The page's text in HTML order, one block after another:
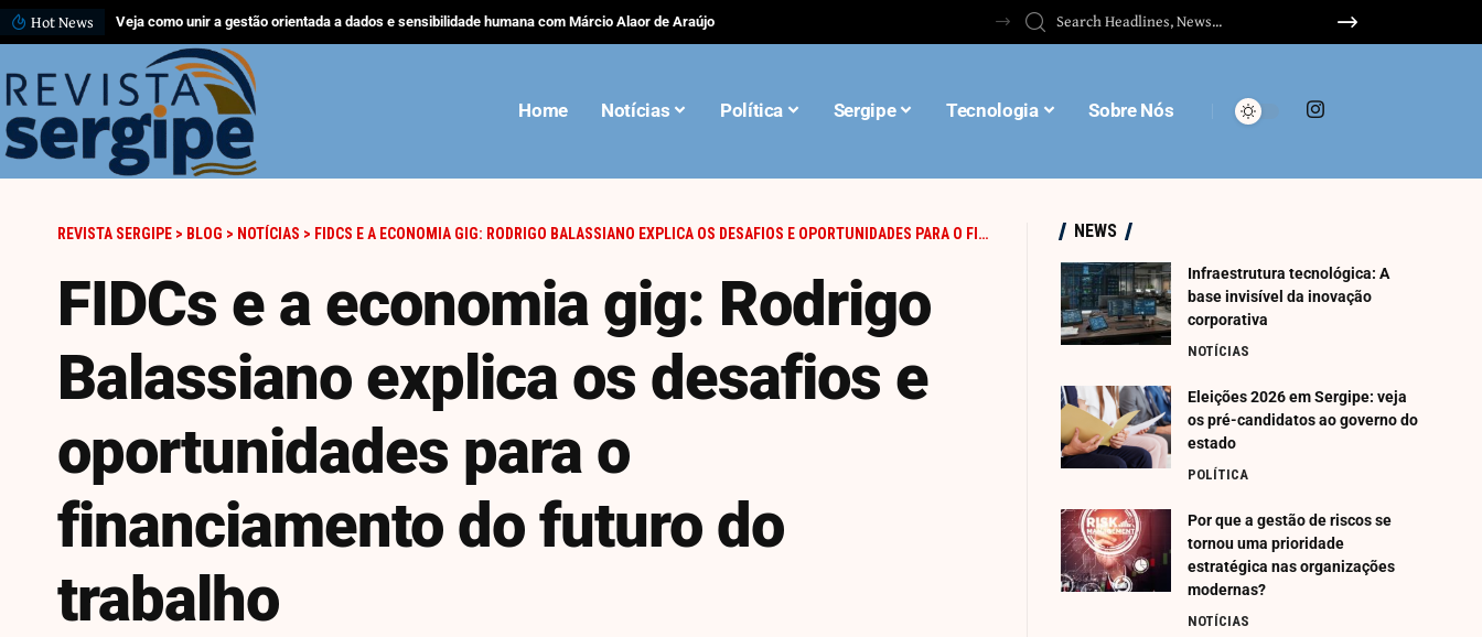
Hot News O que acontece com as células de gordura depois que você emagrece? Lucas Peralles explica por que elas não desaparecem
Home Notícias Política Sergipe Tecnologia Sobre Nós
REVISTA SERGIPE > BLOG > NOTÍCIAS > FIDCS E A ECONOMIA GIG: RODRIGO BALASSIANO EXPLICA OS DESAFIOS E OPORTUNIDADES PARA O FINANCIAMENTO DO FUTURO DO TRABALHO
FIDCs e a economia gig: Rodrigo
Balassiano explica os desafios e
oportunidades para o
financiamento do futuro do
trabalho
NEWS
Infraestrutura tecnológica: A
base invisível da inovação
corporativa
NOTÍCIAS
Eleições 2026 em Sergipe: veja
os pré-candidatos ao governo do
estado
POLÍTICA
Por que a gestão de riscos se
tornou uma prioridade
estratégica nas organizações
modernas?
NOTÍCIAS